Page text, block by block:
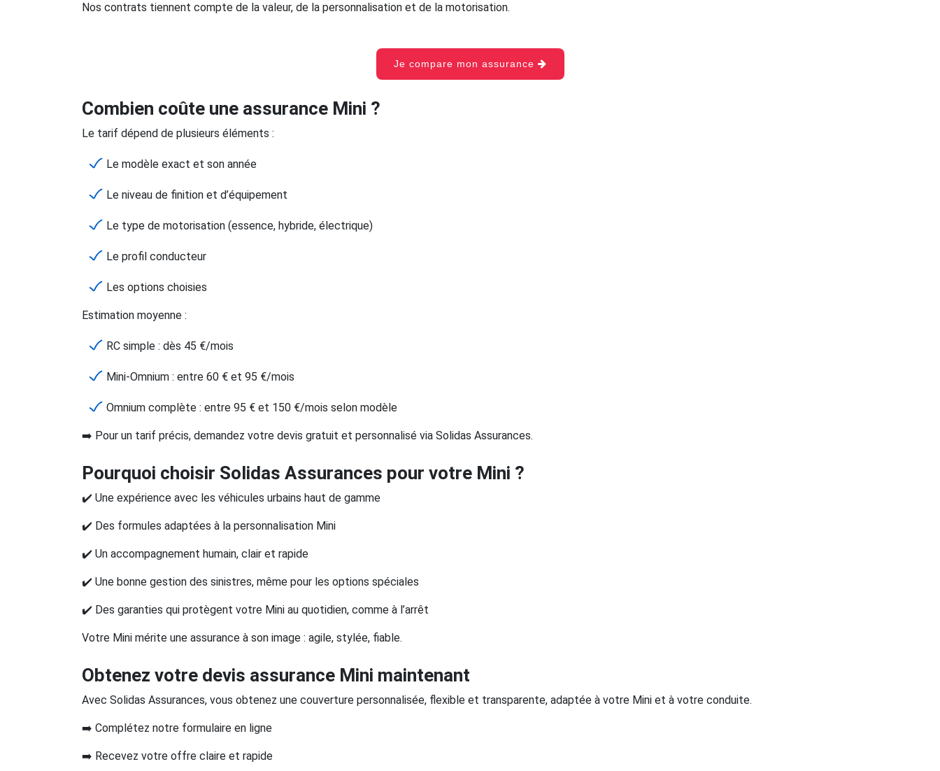
Nos contrats tiennent compte de la valeur, de la personnalisation et de la motorisation.
Je compare mon assurance
Combien coûte une assurance Mini ?
Le tarif dépend de plusieurs éléments :
Le modèle exact et son année
Le niveau de finition et d’équipement
Le type de motorisation (essence, hybride, électrique)
Le profil conducteur
Les options choisies
Estimation moyenne :
RC simple : dès 45 €/mois
Mini-Omnium : entre 60 € et 95 €/mois
Omnium complète : entre 95 € et 150 €/mois selon modèle
➡️ Pour un tarif précis, demandez votre devis gratuit et personnalisé via Solidas Assurances.
Pourquoi choisir Solidas Assurances pour votre Mini ?
✔️ Une expérience avec les véhicules urbains haut de gamme
✔️ Des formules adaptées à la personnalisation Mini
✔️ Un accompagnement humain, clair et rapide
✔️ Une bonne gestion des sinistres, même pour les options spéciales
✔️ Des garanties qui protègent votre Mini au quotidien, comme à l’arrêt
Votre Mini mérite une assurance à son image : agile, stylée, fiable.
Obtenez votre devis assurance Mini maintenant
Avec Solidas Assurances, vous obtenez une couverture personnalisée, flexible et transparente, adaptée à votre Mini et à votre conduite.
➡️ Complétez notre formulaire en ligne
➡️ Recevez votre offre claire et rapide